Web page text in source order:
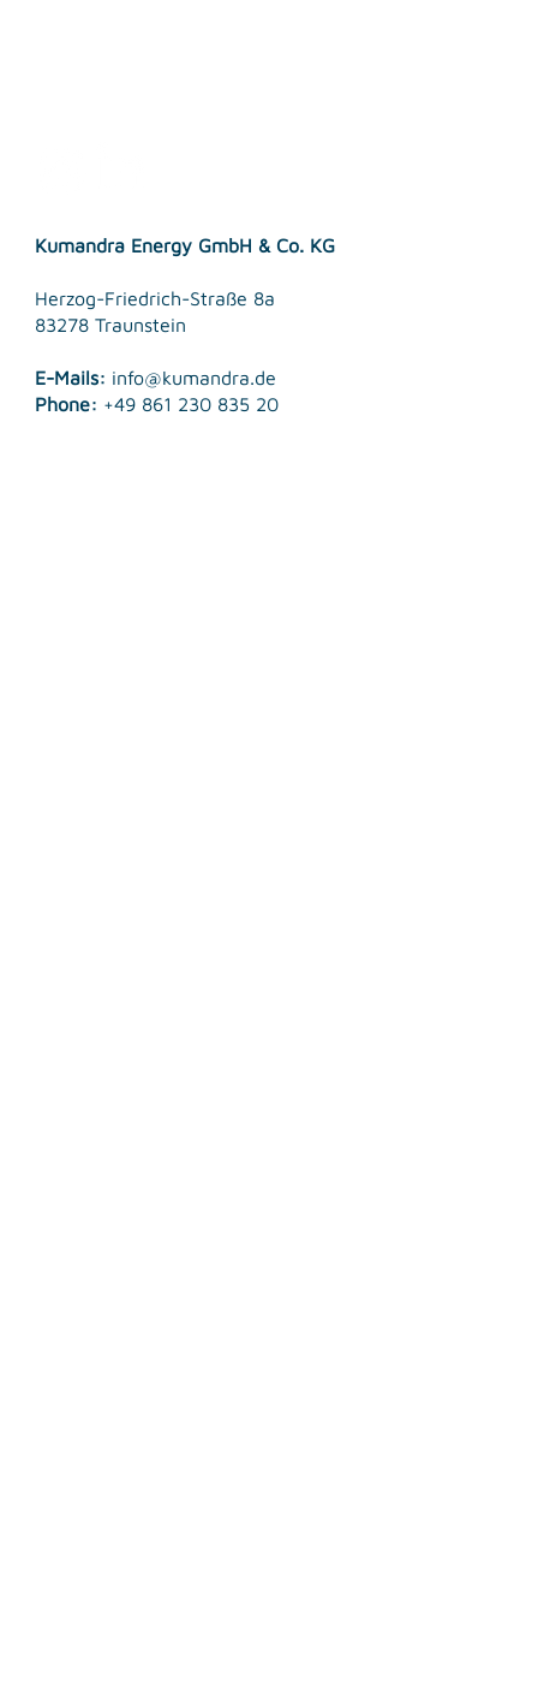
Kumandra Energy GmbH & Co. KG
Herzog-Friedrich-Straße 8a
83278 Traunstein
E-Mails: info@kumandra.de
Phone: +49 861 230 835 20